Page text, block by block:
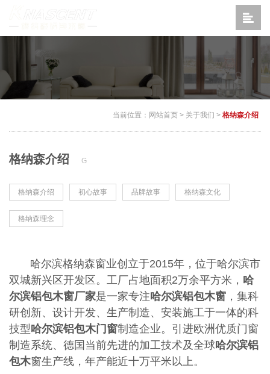
当前位置： 网站首页 > 关于我们 > 格纳森介绍
格纳森介绍 G
格纳森介绍 初心故事 品牌故事 格纳森文化
格纳森理念
哈尔滨格纳森窗业创立于2015年，位于哈尔滨市
双城新兴区开发区。工厂占地面积2万余平方米， 哈
尔滨铝包木窗厂家是一家专注哈尔滨铝包木窗 ，集科
研创新、设计开发、生产制造、安装施工于一体的科
技型哈尔滨铝包木门窗制造企业。引进欧洲优质门窗
制造系统、德国当前先进的加工技术及全球哈尔滨铝
包木窗生产线，年产能近十万平米以上。